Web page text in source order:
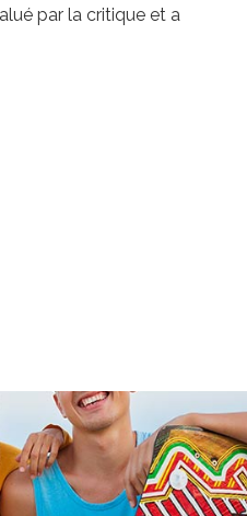
par la critique et a